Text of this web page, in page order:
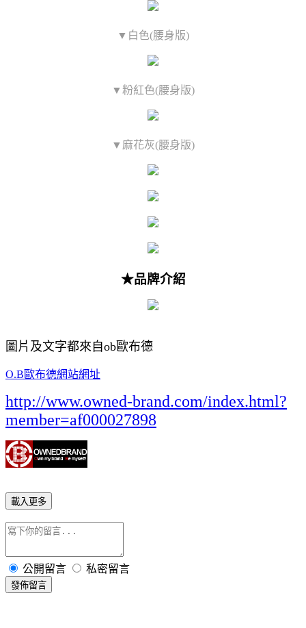
▼白色(腰身版)
▼粉紅色(腰身版)
▼麻花灰(腰身版)
★品牌介紹
圖片及文字都來自ob歐布德
O.B歐布德網站網址
http://www.owned-brand.com/index.html?
member=af000027898
載入更多
公開留言 私密留言
發佈留言